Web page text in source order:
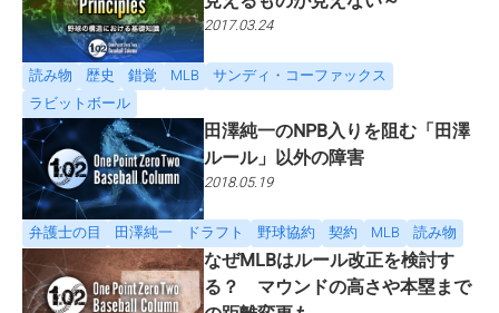
2017.03.24
読み物 歴史 錯覚 MLB
サンディ・コーファックス
ラビットボール
田澤純一のNPB入りを阻む「田澤
ルール」以外の障害
2018.05.19
弁護士の目 田澤純一 ドラフト 野球協約 契約 MLB 読み物
なぜMLBはルール改正を検討す
る？ マウンドの高さや本塁まで